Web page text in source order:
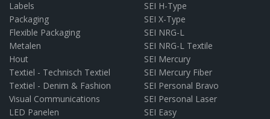
Labels
Packaging
Flexible Packaging
Metalen
Hout
Textiel - Technisch Textiel
Textiel - Denim & Fashion
Visual Communications
LED Panelen
SEI H-Type
SEI X-Type
SEI NRG-L
SEI NRG-L Textile
SEI Mercury
SEI Mercury Fiber
SEI Personal Bravo
SEI Personal Laser
SEI Easy